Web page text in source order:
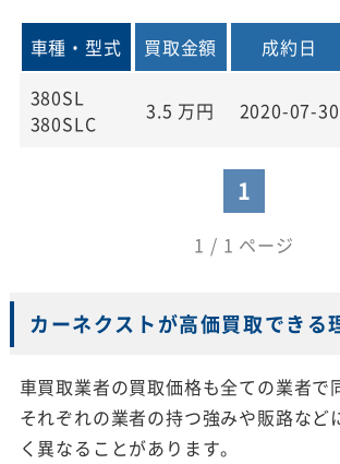
車種・型式 買取金額 成約日
380SL
380SLC
3.5 万円 2020-07-30
1
1 / 1 ページ
カーネクストが高価買取できる
車買取業者の買取価格も全ての業者で
それぞれの業者の持つ強みや販路など
く異なることがあります。